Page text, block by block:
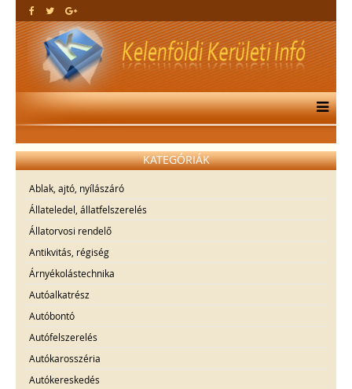
KATEGÓRIÁK
Ablak, ajtó, nyílászáró
Állateledel, állatfelszerelés
Állatorvosi rendelő
Antikvitás, régiség
Árnyékolástechnika
Autóalkatrész
Autóbontó
Autófelszerelés
Autókarosszéria
Autókereskedés